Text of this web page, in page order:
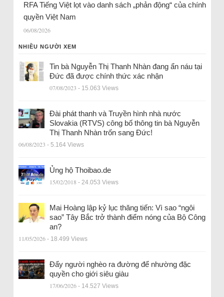
RFA Tiếng Việt lọt vào danh sách „phản động“ của chính
quyền Việt Nam
06/08/2026
NHIỀU NGƯỜI XEM
Tin bà Nguyễn Thị Thanh Nhàn đang ẩn náu tại
Đức đã được chính thức xác nhận
07/08/2023 - 15.063 Views
Đài phát thanh và Truyền hình nhà nước
Slovakia (RTVS) công bố thông tin bà Nguyễn
Thị Thanh Nhàn trốn sang Đức!
06/08/2023 - 5.164 Views
Ủng hộ Thoibao.de
15/02/2018 - 24.053 Views
Mai Hoàng lập kỷ lục thăng tiến: Vì sao “ngôi
sao” Tây Bắc trở thành điểm nóng của Bộ Công
an?
11/05/2026 - 18.499 Views
Đẩy người nghèo ra đường để nhường đặc
quyền cho giới siêu giàu
17/06/2026 - 14.527 Views